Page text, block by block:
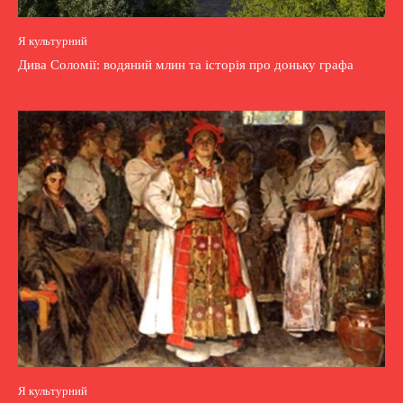
Я культурний
Дива Соломії: водяний млин та історія про доньку графа
Я культурний